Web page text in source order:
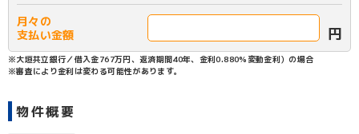
月々の
支払い金額
円
※大垣共立銀行／借入金767万円、返済期間40年、金利0.880%変動金利）の場合
※審査により金利は変わる可能性があります。
物件概要